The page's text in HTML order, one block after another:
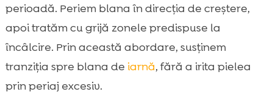
perioadă. Periem blana în direcția de creștere,
apoi tratăm cu grijă zonele predispuse la
încâlcire. Prin această abordare, susținem
tranziția spre blana de iarnă, fără a irita pielea
prin periaj excesiv.